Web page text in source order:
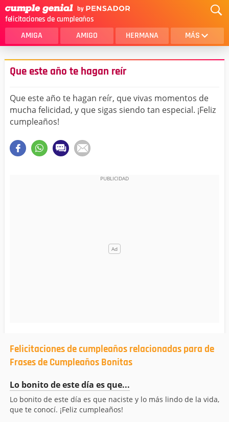
felicitaciones de cumpleaños
AMIGA AMIGO HERMANA MÁS
MAMA
AMOR
SOBRINA
HIJA
HERMANO
NOVIA
Que este año te hagan reír
Que este año te hagan reír, que vivas momentos de
mucha felicidad, y que sigas siendo tan especial. ¡Feliz
cumpleaños!
Felicitaciones de cumpleaños relacionadas para de
Frases de Cumpleaños Bonitas
Lo bonito de este día es que...
Lo bonito de este día es que naciste y lo más lindo de la vida,
que te conocí. ¡Feliz cumpleaños!